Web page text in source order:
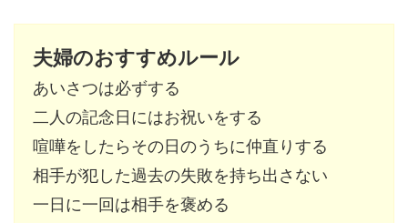
夫婦のおすすめルール
あいさつは必ずする
二人の記念日にはお祝いをする
喧嘩をしたらその日のうちに仲直りする
相手が犯した過去の失敗を持ち出さない
一日に一回は相手を褒める